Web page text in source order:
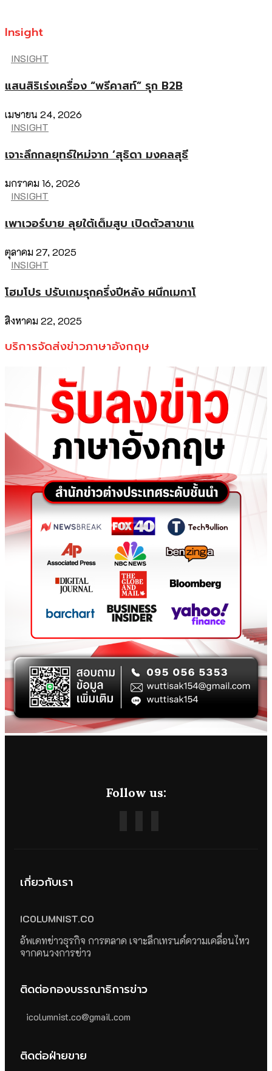
Insight
INSIGHT
แสนสิริเร่งเครื่อง “พรีคาสท์” รุก B2B
เมษายน 24, 2026
INSIGHT
เจาะลึกกลยุทธ์ใหม่จาก ‘สุธิดา มงคลสุธี
มกราคม 16, 2026
INSIGHT
เพาเวอร์บาย ลุยใต้เต็มสูบ เปิดตัวสาขาแ
ตุลาคม 27, 2025
INSIGHT
โฮมโปร ปรับเกมรุกครึ่งปีหลัง ผนึกเมกาโ
สิงหาคม 22, 2025
บริการจัดส่งข่าวภาษาอังกฤษ
Follow us:
เกี่ยวกับเรา
ICOLUMNIST.CO
อัพเดทข่าวธุรกิจ การตลาด เจาะลึกเทรนด์ความเคลื่อนไหว
จากคนวงการข่าว
ติดต่อกองบรรณาธิการข่าว
icolumnist.co@gmail.com
ติดต่อฝ่ายขาย